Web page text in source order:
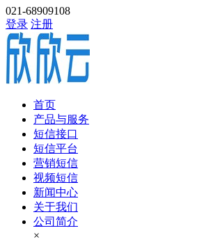
021-68909108
登录 注册
首页
产品与服务
短信接口
短信平台
营销短信
视频短信
新闻中心
关于我们
公司简介
×